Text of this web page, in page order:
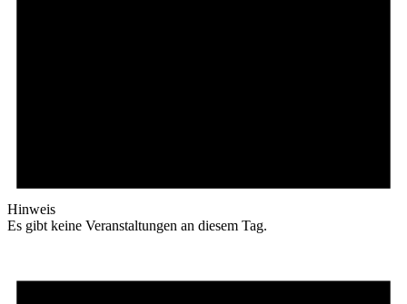
Hinweis
Es gibt keine Veranstaltungen an diesem Tag.